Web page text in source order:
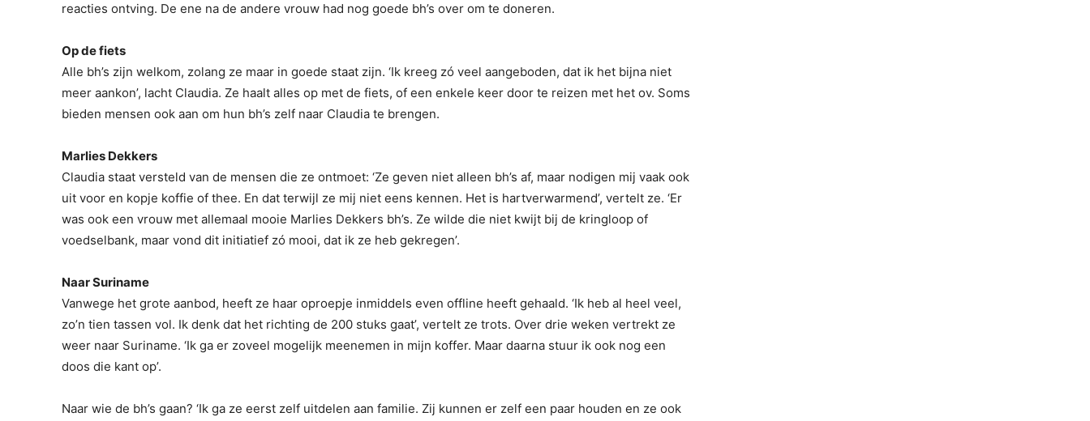
reacties ontving. De ene na de andere vrouw had nog goede bh’s over om te doneren.
Op de fiets
Alle bh’s zijn welkom, zolang ze maar in goede staat zijn. ‘Ik kreeg zó veel aangeboden, dat ik het bijna niet
meer aankon’, lacht Claudia. Ze haalt alles op met de fiets, of een enkele keer door te reizen met het ov. Soms
bieden mensen ook aan om hun bh’s zelf naar Claudia te brengen.
Marlies Dekkers
Claudia staat versteld van de mensen die ze ontmoet: ‘Ze geven niet alleen bh’s af, maar nodigen mij vaak ook
uit voor en kopje koffie of thee. En dat terwijl ze mij niet eens kennen. Het is hartverwarmend’, vertelt ze. ‘Er
was ook een vrouw met allemaal mooie Marlies Dekkers bh’s. Ze wilde die niet kwijt bij de kringloop of
voedselbank, maar vond dit initiatief zó mooi, dat ik ze heb gekregen’.
Naar Suriname
Vanwege het grote aanbod, heeft ze haar oproepje inmiddels even offline heeft gehaald. ‘Ik heb al heel veel,
zo’n tien tassen vol. Ik denk dat het richting de 200 stuks gaat’, vertelt ze trots. Over drie weken vertrekt ze
weer naar Suriname. ‘Ik ga er zoveel mogelijk meenemen in mijn koffer. Maar daarna stuur ik ook nog een
doos die kant op’.
Naar wie de bh’s gaan? ‘Ik ga ze eerst zelf uitdelen aan familie. Zij kunnen er zelf een paar houden en ze ook